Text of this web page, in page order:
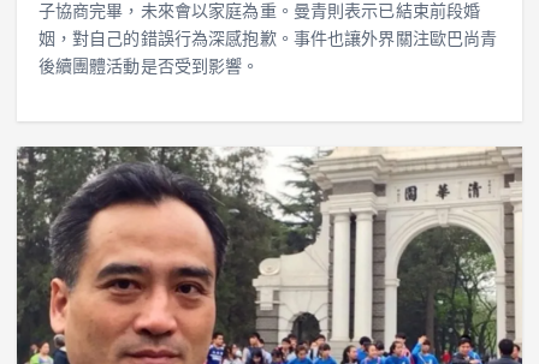
子協商完畢，未來會以家庭為重。曼青則表示已結束前段婚
姻，對自己的錯誤行為深感抱歉。事件也讓外界關注歐巴尚青
後續團體活動是否受到影響。